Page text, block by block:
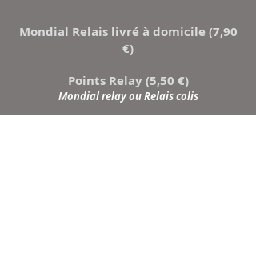
Mondial Relais livré à domicile (7,90
€)
Points Relay (5,50 €)
Mondial relay ou Relais colis